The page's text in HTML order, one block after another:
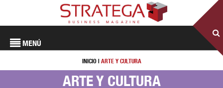
MENÚ
INICIO| ARTE Y CULTURA
ARTE Y CULTURA